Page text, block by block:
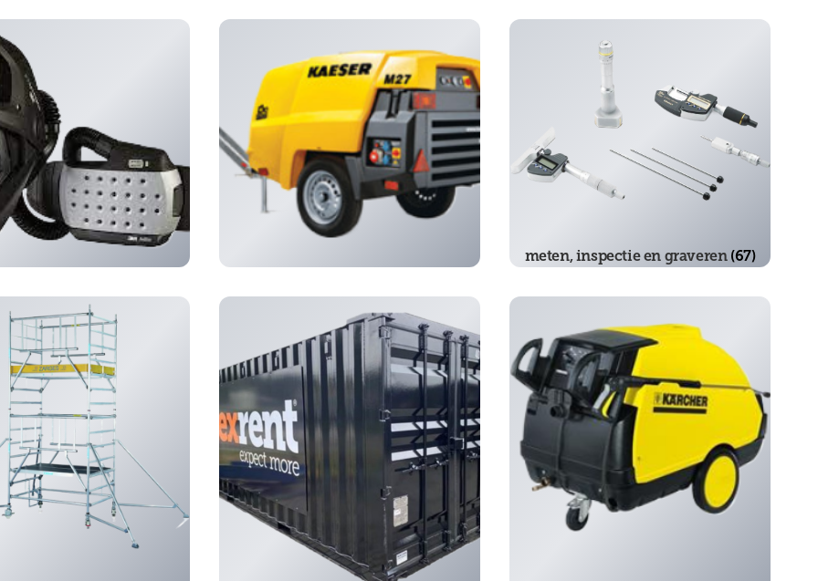
en machines(311) hydrauliek(2)
lassen(159) lucht(29)
meten, inspectie en graveren (67)